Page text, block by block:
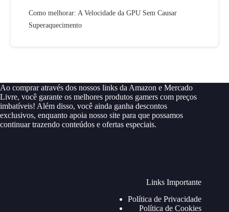
Como melhorar: A Velocidade da GPU Sem Causar
Superaquecimento
Ao comprar através dos nossos links da Amazon e Mercado
Livre, você garante os melhores produtos gamers com preços
imbatíveis! Além disso, você ainda ganha descontos
exclusivos, enquanto apoia nosso site para que possamos
continuar trazendo conteúdos e ofertas especiais.
Links Importante
Política de Privacidade
Política de Cookies